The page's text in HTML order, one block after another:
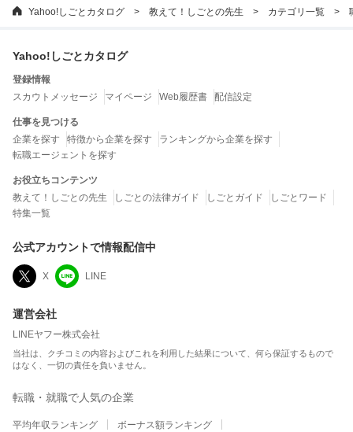
Yahoo!しごとカタログ 教えて！しごとの先生 カテゴリ一覧
Yahoo!しごとカタログ
登録情報
スカウトメッセージ
マイページ Web履歴書 配信設定
仕事を見つける
企業を探す
特徴から企業を探す
ランキングから企業を探す
転職エージェントを探す
お役立ちコンテンツ
教えて！しごとの先生
しごとの法律ガイド しごとガイド
しごとワード
特集一覧
公式アカウントで情報配信中
X LINE
運営会社
LINEヤフー株式会社
当社は、クチコミの内容およびこれを利用した結果について、何ら保証するもので
はなく、一切の責任を負いません。
転職・就職で人気の企業
平均年収ランキング
ボーナス額ランキング